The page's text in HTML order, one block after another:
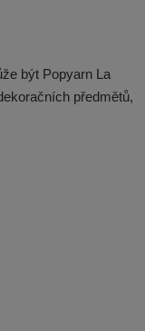
být Popyarn La
předmětů,